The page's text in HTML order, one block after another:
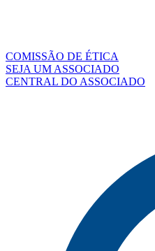
COMISSÃO DE ÉTICA
SEJA UM ASSOCIADO
CENTRAL DO ASSOCIADO